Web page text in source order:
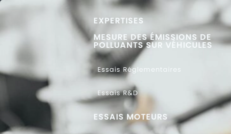
EXPERTISES
MESURE DES ÉMISSIONS DE
POLLUANTS SUR VÉHICULES
Essais Réglementaires
Essais R&D
ESSAIS MOTEURS